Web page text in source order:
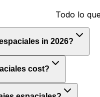
Todo lo
in 2026?
cost?